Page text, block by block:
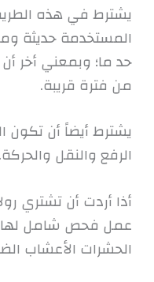
يشترط في هذه
المستخدمة حديثة
حد ما؛ وبمعني أخر
من فترة قريبة.
يشترط أيضاً أن
الرفع والنقل والحركة.
أذا أردت أن تشتري
عمل فحص شامل لها
الحشرات الأعشاب